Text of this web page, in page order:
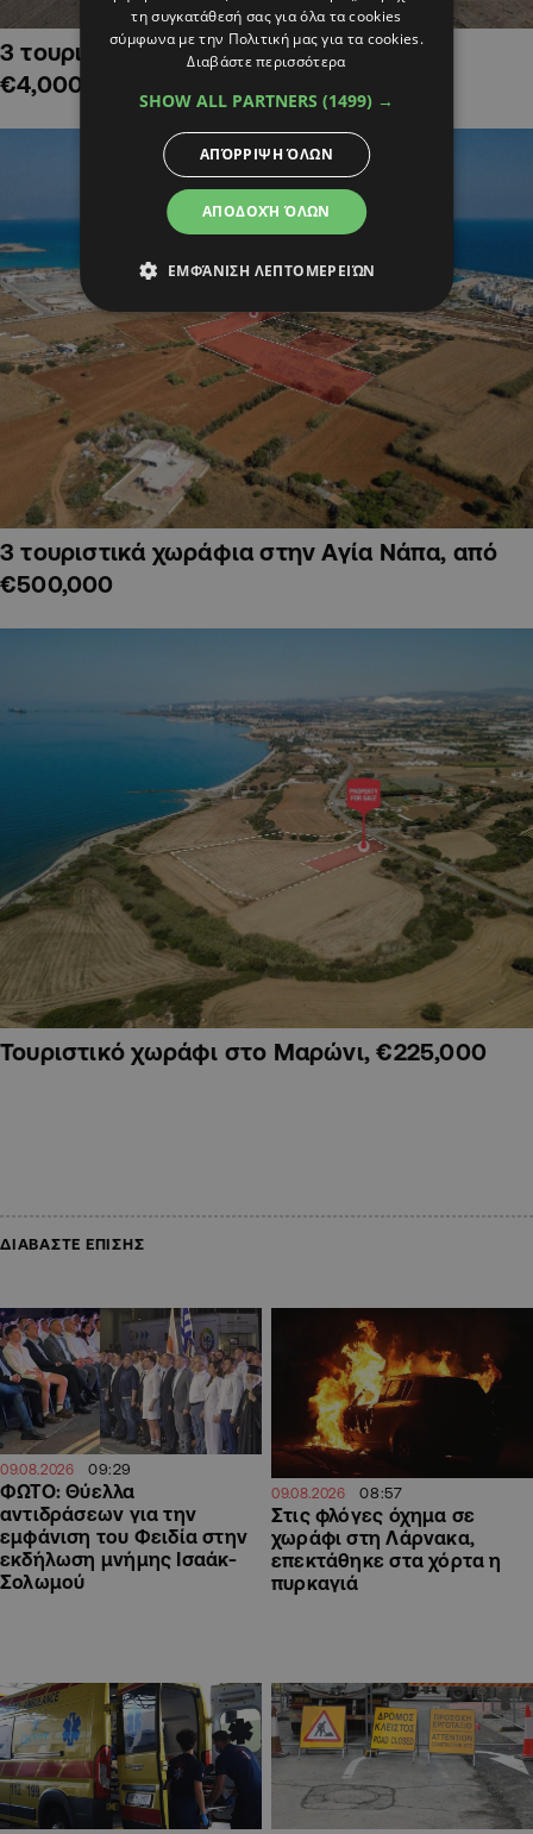
3 τουριστικά χωράφια στην Αλαμινό,
€4,000,000
3 τουριστικά χωράφια στην Αγία Νάπα, από
€500,000
Τουριστικό χωράφι στο Μαρώνι, €225,000
ΔΙΑΒΑΣΤΕ ΕΠΙΣΗΣ
09.08.2026 09:29
ΦΩΤΟ: Θύελλα
αντιδράσεων για την
εμφάνιση του Φειδία στην
εκδήλωση μνήμης Ισαάκ-
Σολωμού
09.08.2026 08:57
Στις φλόγες όχημα σε
χωράφι στη Λάρνακα,
επεκτάθηκε στα χόρτα η
πυρκαγιά
τη συγκατάθεσή σας για όλα τα cookies
σύμφωνα με την Πολιτική μας για τα cookies.
Διαβάστε περισσότερα
SHOW ALL PARTNERS (1499) →
ΑΠΟΔΟΧΉ ΌΛΩΝ
ΑΠΌΡΡΙΨΗ ΌΛΩΝ
ΕΜΦΆΝΙΣΗ ΛΕΠΤΟΜΕΡΕΙΏΝ